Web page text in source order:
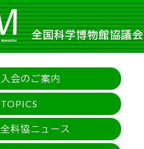
全国科学博物館協議会
入会のご案内
TOPICS
全科協ニュース